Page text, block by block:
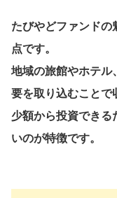
たびやどファンドの
点です。
地域の旅館やホテル
要を取り込むことで
少額から投資できる
いのが特徴です。